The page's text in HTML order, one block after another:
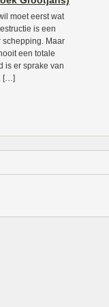
moet eerst wat
is een
Maar
een totale
is er sprake van
[…]